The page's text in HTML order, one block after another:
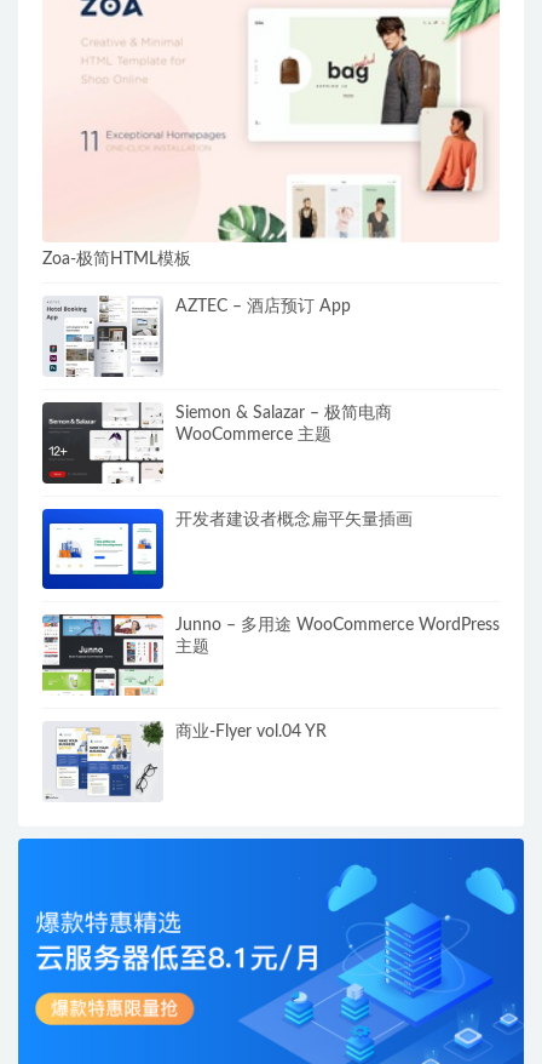
Zoa-极简HTML模板
AZTEC – 酒店预订 App
Siemon & Salazar – 极简电商
WooCommerce 主题
开发者建设者概念扁平矢量插画
Junno – 多用途 WooCommerce WordPress
主题
商业-Flyer vol.04 YR